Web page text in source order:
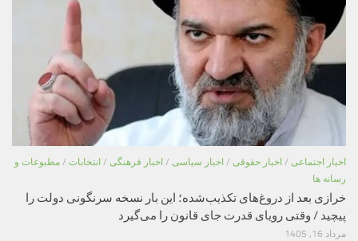
اخبار اجتماعی / اخبار حقوقی / اخبار سیاسی / اخبار فرهنگی / انتخابات / مطبوعات و
رسانه ها
خرازی بعد از دروغ‌های تکذیب‌شده؛ این بار نسخه سرنگونی دولت را
پیچید / وقتی رویای قدرت جای قانون را می‌گیرد
مرداد 16, 1405